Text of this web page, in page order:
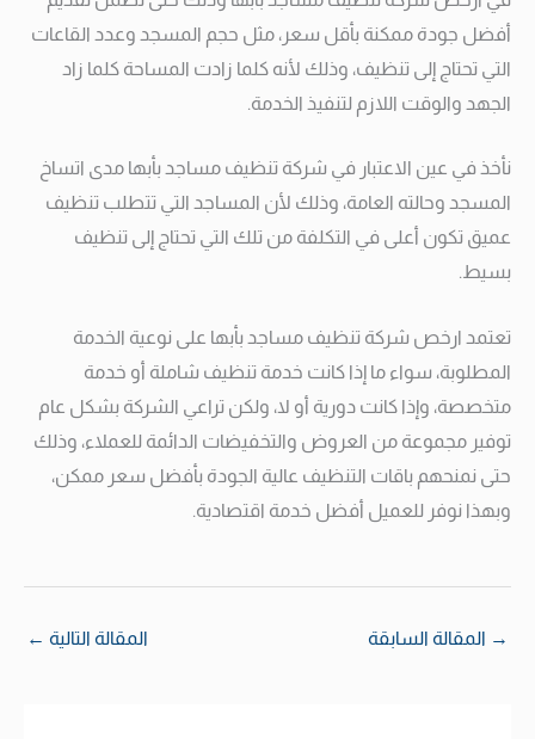
أفضل جودة ممكنة بأقل سعر، مثل حجم المسجد وعدد القاعات
التي تحتاج إلى تنظيف، وذلك لأنه كلما زادت المساحة كلما زاد
الجهد والوقت اللازم لتنفيذ الخدمة.
نأخذ في عين الاعتبار في شركة تنظيف مساجد بأبها مدى اتساخ
المسجد وحالته العامة، وذلك لأن المساجد التي تتطلب تنظيف
عميق تكون أعلى في التكلفة من تلك التي تحتاج إلى تنظيف
بسيط.
تعتمد ارخص شركة تنظيف مساجد بأبها على نوعية الخدمة
المطلوبة، سواء ما إذا كانت خدمة تنظيف شاملة أو خدمة
متخصصة، وإذا كانت دورية أو لا، ولكن تراعي الشركة بشكل عام
توفير مجموعة من العروض والتخفيضات الدائمة للعملاء، وذلك
حتى نمنحهم باقات التنظيف عالية الجودة بأفضل سعر ممكن،
وبهذا نوفر للعميل أفضل خدمة اقتصادية.
→ المقالة السابقة المقالة التالية ←